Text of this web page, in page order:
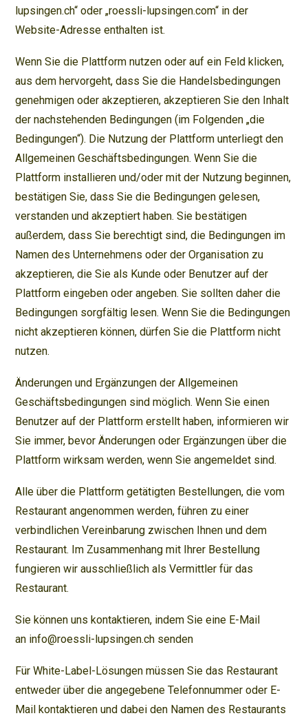
lupsingen.ch“ oder „roessli-lupsingen.com“ in der
Website-Adresse enthalten ist.
Wenn Sie die Plattform nutzen oder auf ein Feld klicken,
aus dem hervorgeht, dass Sie die Handelsbedingungen
genehmigen oder akzeptieren, akzeptieren Sie den Inhalt
der nachstehenden Bedingungen (im Folgenden „die
Bedingungen“). Die Nutzung der Plattform unterliegt den
Allgemeinen Geschäftsbedingungen. Wenn Sie die
Plattform installieren und/oder mit der Nutzung beginnen,
bestätigen Sie, dass Sie die Bedingungen gelesen,
verstanden und akzeptiert haben. Sie bestätigen
außerdem, dass Sie berechtigt sind, die Bedingungen im
Namen des Unternehmens oder der Organisation zu
akzeptieren, die Sie als Kunde oder Benutzer auf der
Plattform eingeben oder angeben. Sie sollten daher die
Bedingungen sorgfältig lesen. Wenn Sie die Bedingungen
nicht akzeptieren können, dürfen Sie die Plattform nicht
nutzen.
Änderungen und Ergänzungen der Allgemeinen
Geschäftsbedingungen sind möglich. Wenn Sie einen
Benutzer auf der Plattform erstellt haben, informieren wir
Sie immer, bevor Änderungen oder Ergänzungen über die
Plattform wirksam werden, wenn Sie angemeldet sind.
Alle über die Plattform getätigten Bestellungen, die vom
Restaurant angenommen werden, führen zu einer
verbindlichen Vereinbarung zwischen Ihnen und dem
Restaurant. Im Zusammenhang mit Ihrer Bestellung
fungieren wir ausschließlich als Vermittler für das
Restaurant.
Sie können uns kontaktieren, indem Sie eine E-Mail
an info@roessli-lupsingen.ch senden
Für White-Label-Lösungen müssen Sie das Restaurant
entweder über die angegebene Telefonnummer oder E-
Mail kontaktieren und dabei den Namen des Restaurants